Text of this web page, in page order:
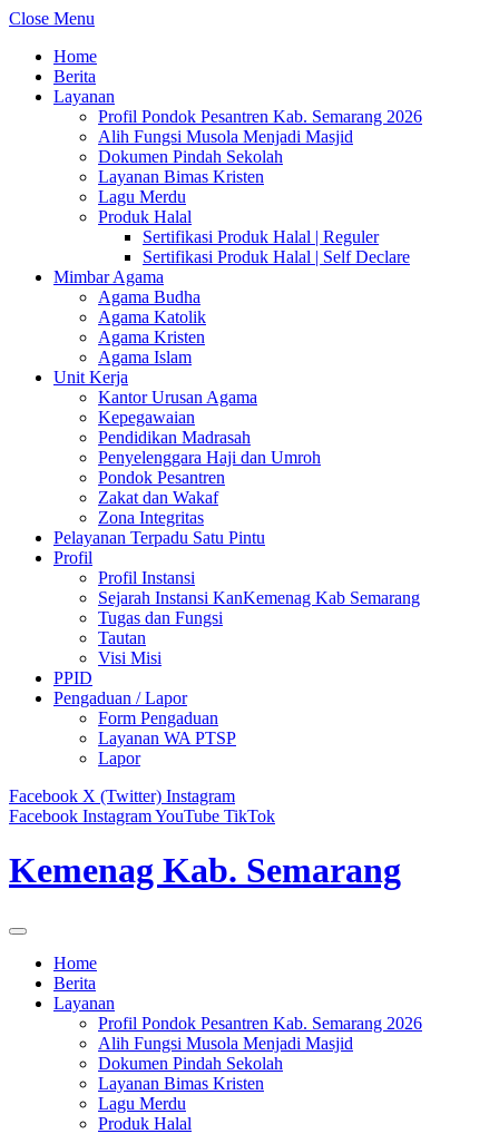
Close Menu
Home
Berita
Layanan
Profil Pondok Pesantren Kab. Semarang 2026
Alih Fungsi Musola Menjadi Masjid
Dokumen Pindah Sekolah
Layanan Bimas Kristen
Lagu Merdu
Produk Halal
Sertifikasi Produk Halal | Reguler
Sertifikasi Produk Halal | Self Declare
Mimbar Agama
Agama Budha
Agama Katolik
Agama Kristen
Agama Islam
Unit Kerja
Kantor Urusan Agama
Kepegawaian
Pendidikan Madrasah
Penyelenggara Haji dan Umroh
Pondok Pesantren
Zakat dan Wakaf
Zona Integritas
Pelayanan Terpadu Satu Pintu
Profil
Profil Instansi
Sejarah Instansi KanKemenag Kab Semarang
Tugas dan Fungsi
Tautan
Visi Misi
PPID
Pengaduan / Lapor
Form Pengaduan
Layanan WA PTSP
Lapor
Facebook X (Twitter) Instagram
Facebook InstagramYouTube TikTok
Kemenag Kab. Semarang
Home
Berita
Layanan
Profil Pondok Pesantren Kab. Semarang 2026
Alih Fungsi Musola Menjadi Masjid
Dokumen Pindah Sekolah
Layanan Bimas Kristen
Lagu Merdu
Produk Halal